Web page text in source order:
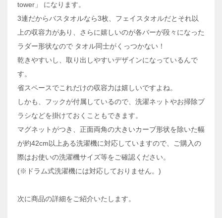
tower」 になります。
3連だからバスタオルなら3枚、フェイスタオルだとそれ以
上の収容力があり、さらに嬉しいのが各バーが段々になった
ラダー形状なので タオル同士がくっつかない！
乾きやすいし、取り出しやすいデザインになっているんで
す。
省スペースでこれだけの収容力は嬉しいですよね。
しかも、フックが付属しているので、洗濯ネットやお掃除ブ
ラシなどを掛けておくこともできます。
マグネットがつき、正面両角の大きいカーブ形状を除いた幅
が約42cm以上ある洗濯機に対応していますので、ご購入の
際はお使いの洗濯機サイズ等をご確認ください。
(※ドラム式洗濯機には対応しておりません。)
次に商品の詳細をご紹介いたします。